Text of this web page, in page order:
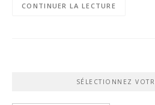
CONTINUER LA LECTURE
SÉLECTIONNEZ